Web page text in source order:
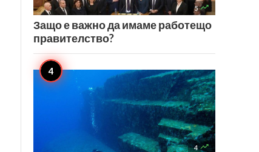
5 
Защо е важно да имаме работещо
правителство?
4 